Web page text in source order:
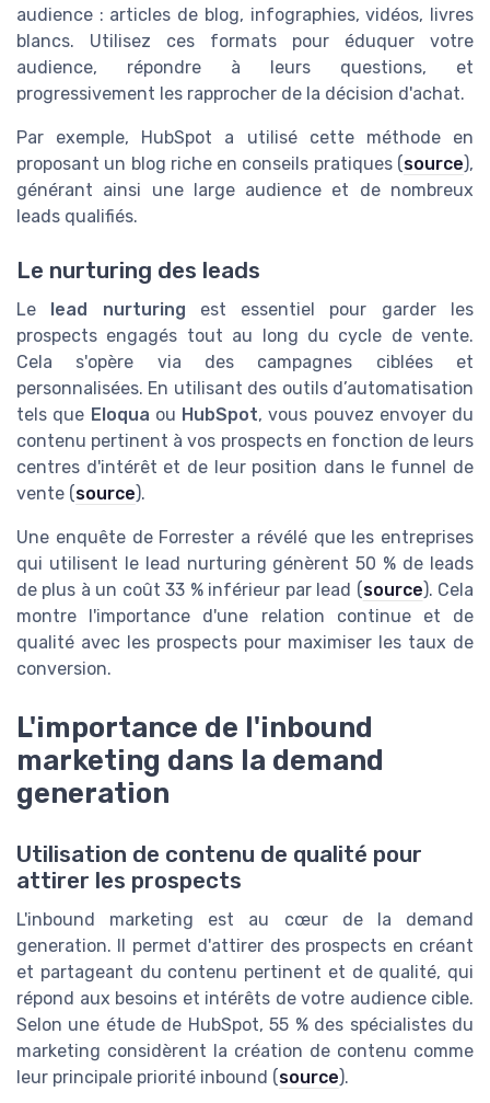
audience : articles de blog, infographies, vidéos, livres
blancs. Utilisez ces formats pour éduquer votre
audience, répondre à leurs questions, et
progressivement les rapprocher de la décision d'achat.
Par exemple, HubSpot a utilisé cette méthode en
proposant un blog riche en conseils pratiques (source),
générant ainsi une large audience et de nombreux
leads qualifiés.
Le nurturing des leads
Le lead nurturing est essentiel pour garder les
prospects engagés tout au long du cycle de vente.
Cela s'opère via des campagnes ciblées et
personnalisées. En utilisant des outils d’automatisation
tels que Eloqua ou HubSpot, vous pouvez envoyer du
contenu pertinent à vos prospects en fonction de leurs
centres d'intérêt et de leur position dans le funnel de
vente (source).
Une enquête de Forrester a révélé que les entreprises
qui utilisent le lead nurturing génèrent 50 % de leads
de plus à un coût 33 % inférieur par lead (source). Cela
montre l'importance d'une relation continue et de
qualité avec les prospects pour maximiser les taux de
conversion.
L'importance de l'inbound
marketing dans la demand
generation
Utilisation de contenu de qualité pour
attirer les prospects
L'inbound marketing est au cœur de la demand
generation. Il permet d'attirer des prospects en créant
et partageant du contenu pertinent et de qualité, qui
répond aux besoins et intérêts de votre audience cible.
Selon une étude de HubSpot, 55 % des spécialistes du
marketing considèrent la création de contenu comme
leur principale priorité inbound (source).